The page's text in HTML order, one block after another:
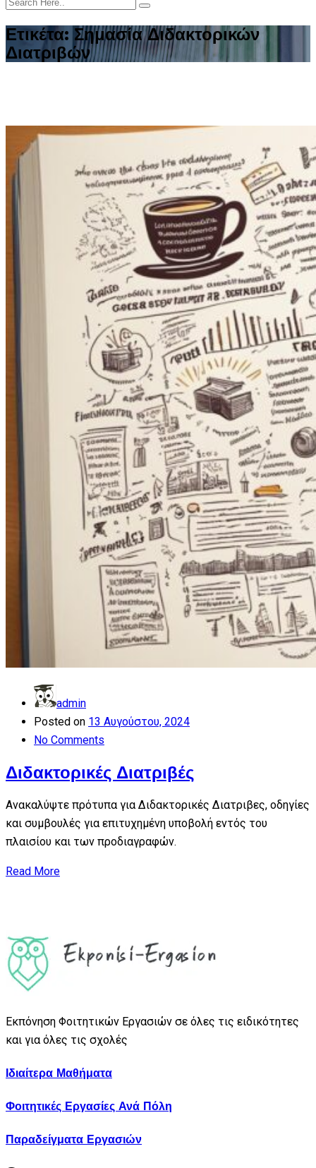
Ετικέτα: Σημασία Διδακτορικών
Διατριβών
admin
Posted on 13 Αυγούστου, 2024
No Comments
Διδακτορικές Διατριβές
Ανακαλύψτε πρότυπα για Διδακτορικές Διατριβες, οδηγίες
και συμβουλές για επιτυχημένη υποβολή εντός του
πλαισίου και των προδιαγραφών.
Read More
Εκπόνηση Φοιτητικών Εργασιών σε όλες τις ειδικότητες
και για όλες τις σχολές
Ιδιαίτερα Μαθήματα
Φοιτητικές Εργασίες Ανά Πόλη
Παραδείγματα Εργασιών